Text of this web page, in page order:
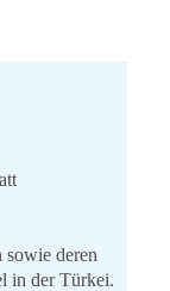
sowie deren
in der Türkei.